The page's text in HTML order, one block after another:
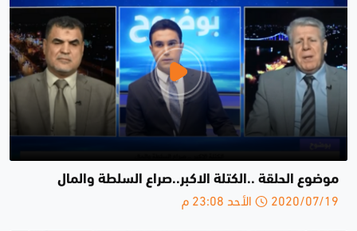
موضوع الحلقة ..الكتلة الاكبر..صراع السلطة والمال
2020/07/19 الأحد 23:08 م